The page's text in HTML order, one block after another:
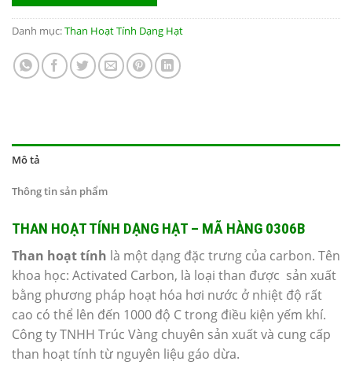
Danh mục:Than Hoạt Tính Dạng Hạt
Mô tả
Thông tin sản phẩm
THAN HOẠT TÍNH DẠNG HẠT – MÃ HÀNG 0306B
Than hoạt tính là một dạng đặc trưng của carbon. Tên
khoa học: Activated Carbon, là loại than được sản xuất
bằng phương pháp hoạt hóa hơi nước ở nhiệt độ rất
cao có thể lên đến 1000 độ C trong điều kiện yếm khí.
Công ty TNHH Trúc Vàng chuyên sản xuất và cung cấp
than hoạt tính từ nguyên liệu gáo dừa.